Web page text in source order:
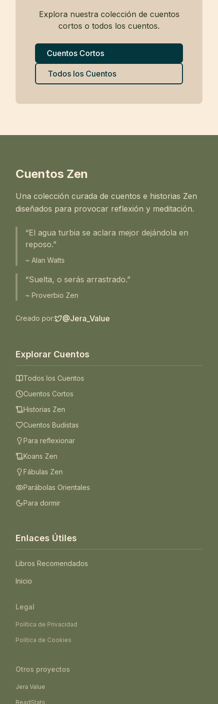
Explora nuestra colección de cuentos
cortos o todos los cuentos.
Cuentos Cortos
Todos los Cuentos
Cuentos Zen
Una colección curada de cuentos e historias Zen
diseñados para provocar reflexión y meditación.
“El agua turbia se aclara mejor dejándola en
reposo.”
~ Alan Watts
“Suelta, o serás arrastrado.”
~ Proverbio Zen
Creado por: @Jera_Value
Explorar Cuentos
Todos los Cuentos
Cuentos Cortos
Historias Zen
Cuentos Budistas
Para reflexionar
Koans Zen
Fábulas Zen
Parábolas Orientales
Para dormir
Enlaces Útiles
Libros Recomendados
Inicio
Legal
Política de Privacidad
Política de Cookies
Otros proyectos
Jera Value
ReadStats